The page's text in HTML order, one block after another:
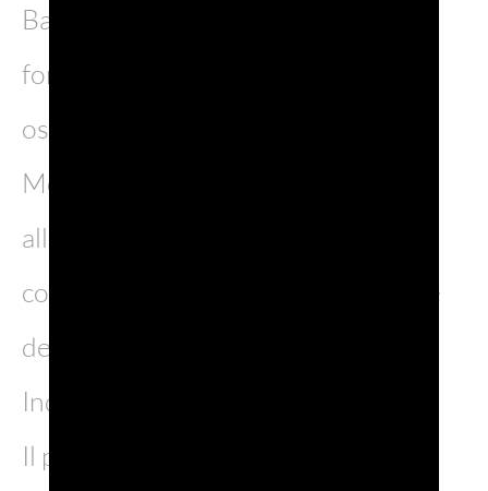
Basti pensare al Centro storico a
forma di stella dove si possono
osservare il Duomo e la Loggia dei
Mercanti e alle tre porte di accesso
alla città, per esempio Porta Udine
conserva ancora i cardini delle ruote
del ponte levatoio.
Indecisi su quando andare?
Il primo fine settimana di settembre